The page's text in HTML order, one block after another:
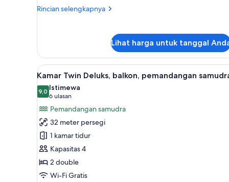
Rincian selengkapnya
Rincian
Twin
Deluks,
pemandangan
sebagian
Lihat harga untuk tanggal
Lihat
semua
foto
untuk
Kamar
Twin
Deluks,
balkon,
pemandangan
samudra
Kamar Twin Deluks, balkon,
5
Kamar Twin Deluks, balkon, pemandangan
9,09,0 dari 10
Istimewa
6 ulasan
(6
ulasan)
Pemandangan samudra
32 meter persegi
1 kamar tidur
Kapasitas 4
2 double
Wi-Fi Gratis